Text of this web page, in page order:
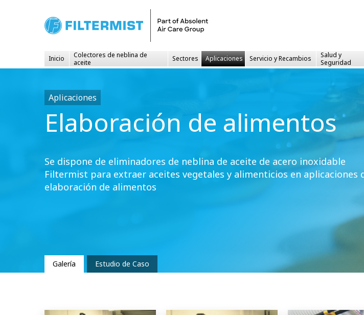
Inicio
Colectores de neblina de
aceite
Sectores Aplicaciones Servicio y Recambios
Salud y
Seguridad
Aplicaciones
Elaboración de alimentos
Se dispone de eliminadores de neblina de aceite de acero inoxidable
Filtermist para extraer aceites vegetales y alimenticios en aplicaciones
elaboración de alimentos
Galería Estudio de Caso